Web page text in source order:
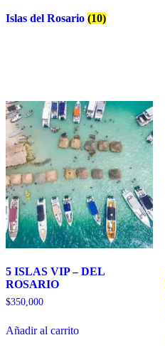
Islas del Rosario (10)
5 ISLAS VIP – DEL
ROSARIO
$350,000
Añadir al carrito